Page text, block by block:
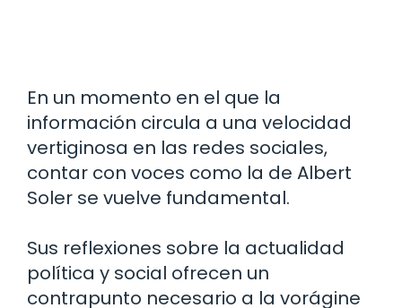
En un momento en el que la
información circula a una velocidad
vertiginosa en las redes sociales,
contar con voces como la de Albert
Soler se vuelve fundamental.
Sus reflexiones sobre la actualidad
política y social ofrecen un
contrapunto necesario a la vorágine